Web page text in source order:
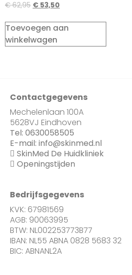
€62,95 € 53,50
Toevoegen aan
winkelwagen
Contactgegevens
Mechelenlaan 100A
5628VJ Eindhoven
Tel: 0630058505
E-mail: info@skinmed.nl
SkinMed De Huidkliniek
Openingstijden
Bedrijfsgegevens
KVK: 67981569
AGB: 90063995
BTW: NL002253773B77
IBAN: NL55 ABNA 0828 5683 32
BIC: ABNANL2A